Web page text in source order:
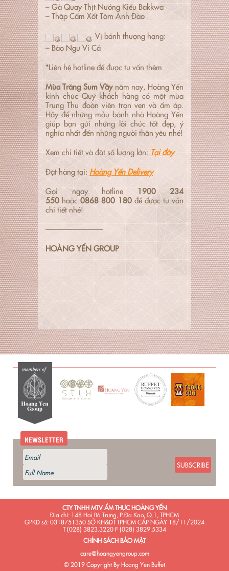
– Gà Quay Thịt Nướng Kiểu Bakkwa
– Thập Cẩm Xốt Tôm Anh Đào
Vị bánh thượng hạng:
– Bào Ngư Vi Cá
*Liên hệ hotline để được tư vấn thêm
Mùa Trăng Sum Vầynăm nay, Hoàng Yến
kính chúc Quý khách hàng có một mùa
Trung Thu đoàn viên trọn vẹn và ấm áp.
Hãy để những mẫu bánh nhà Hoàng Yến
giúp bạn gửi những lời chúc tốt đẹp, ý
nghĩa nhất đến những người thân yêu nhé!
Xem chi tiết và đặt số lượng lớn: Tại đây
Đặt hàng tại: Hoàng Yến Delivery
Gọi ngay hotline
1900 234
550 hoặc0868 800 180để được tư vấn
chi tiết nhé!
———————–
HOÀNG YẾN GROUP
NEWSLETTER
SUBSCRIBE
CTY TNHH MTV ẨM THỰC HOÀNG YẾN
Địa chỉ: 148 Hai Bà Trưng, P.Đa Kao, Q.1, TPHCM
GPKD số: 0318751350 SỞ KH&DT TPHCM CẤP NGÀY 18/11/2024
T (028) 3823.3220 F (028) 3829.5334
CHÍNH SÁCH BẢO MẬT
care@hoangyengroup.com
© 2019 Copyright By Hoang Yen Buffet